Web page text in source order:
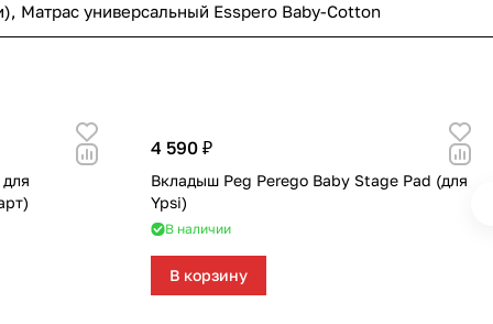
, Матрас универсальный Esspero Baby-Cotton
4 590 ₽
Вкладыш Peg Perego Baby Stage Pad (для
Ypsi)
В наличии
В корзину